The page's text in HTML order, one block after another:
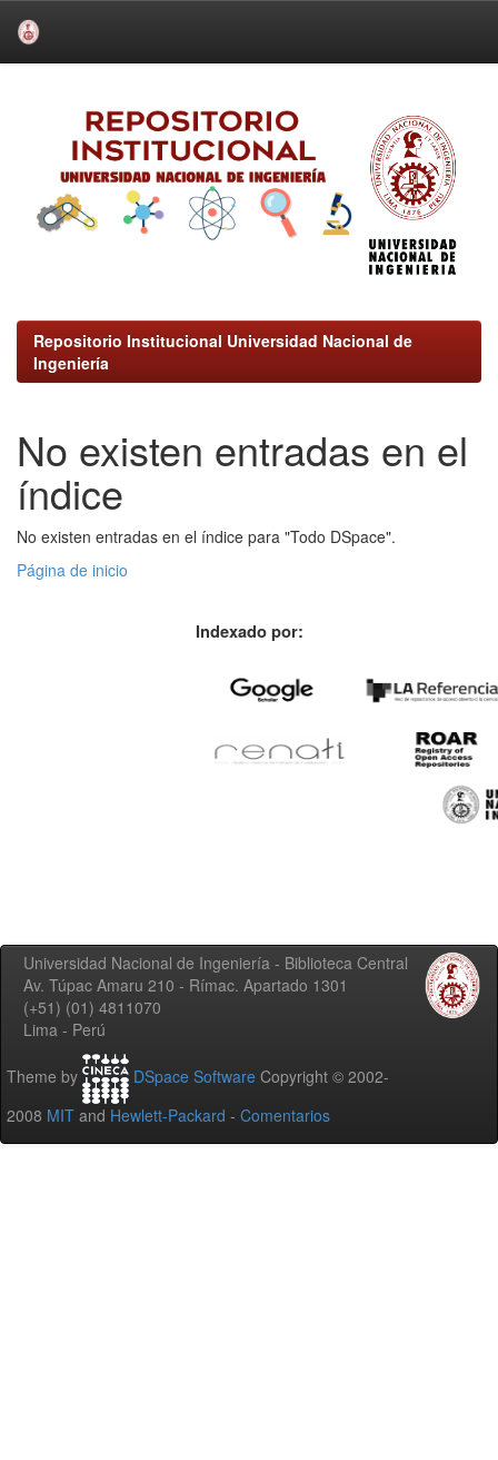
Repositorio Institucional Universidad Nacional de
Ingeniería
No existen entradas en el
índice
No existen entradas en el índice para "Todo DSpace".
Página de inicio
Indexado por:
Universidad Nacional de Ingeniería - Biblioteca Central
Av. Túpac Amaru 210 - Rímac. Apartado 1301
(+51) (01) 4811070
Lima - Perú
Theme by DSpace Software Copyright © 2002-
2008 MIT and Hewlett-Packard - Comentarios